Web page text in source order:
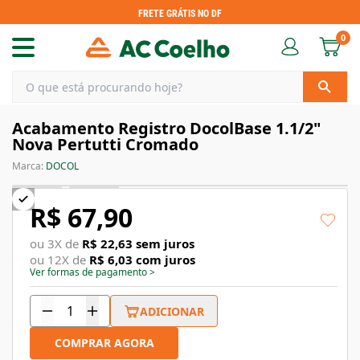
FRETE GRÁTIS NO DF
0
Acabamento Registro DocolBase 1.1/2"
Nova Pertutti Cromado
Marca: DOCOL
R$ 67,90
ou 3X de R$ 22,63 sem juros
ou 12X de R$ 6,03 com juros
Ver formas de pagamento>
ADICIONAR
COMPRAR AGORA